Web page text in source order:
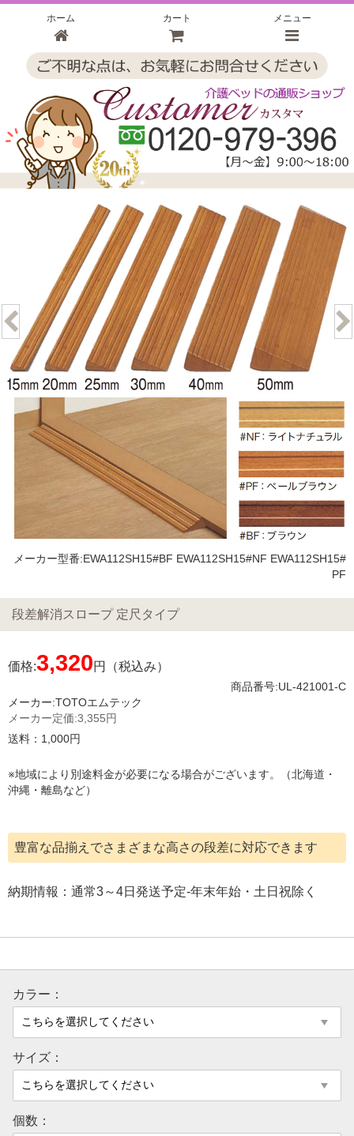
ホーム カート メニュー
メーカー型番:EWA112SH15#BF EWA112SH15#NF EWA112SH15#
PF
段差解消スロープ 定尺タイプ
価格:3,320円（税込み）
商品番号:UL-421001-C
メーカー:TOTOエムテック
メーカー定価:3,355円
送料：1,000円
※地域により別途料金が必要になる場合がございます。（北海道・
沖縄・離島など）
豊富な品揃えでさまざまな高さの段差に対応できます
納期情報：通常3～4日発送予定-年末年始・土日祝除く
カラー：
サイズ：
個数：